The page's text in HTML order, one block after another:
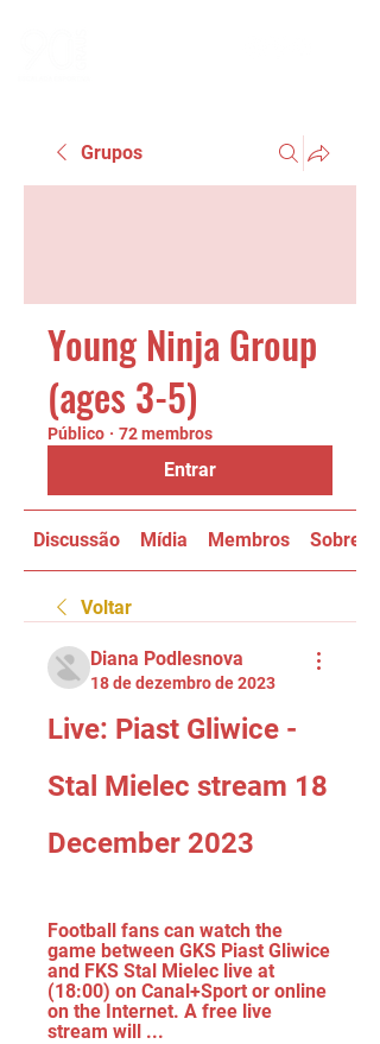
Grupos
Young Ninja Group
(ages 3-5)
Público · 72 membros
Entrar
Discussão Mídia Membros Sobre
Voltar
Diana Podlesnova
18 de dezembro de 2023
Live: Piast Gliwice -
Stal Mielec stream 18
December 2023
Football fans can watch the
game between GKS Piast Gliwice
and FKS Stal Mielec live at
(18:00) on Canal+Sport or online
on the Internet. A free live
stream will ...